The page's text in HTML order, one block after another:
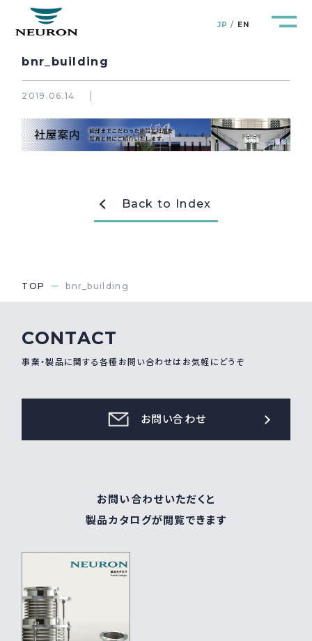
JP EN
管路防災研究所 Pipeline Resilience Lab.
新着情報 News&Topics
採用情報 Recruit
お問い合わせ
bnr_building
2019.06.14
Back to Index
TOP bnr_building
CONTACT
事業・製品に関する各種お問い合わせはお気軽にどうぞ
お問い合わせ
お問い合わせいただくと
製品カタログが閲覧できます